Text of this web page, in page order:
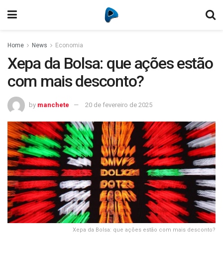
Home News Economia
Xepa da Bolsa: que ações estão
com mais desconto?
by manchete 20 de fevereiro de 2025
Xepa da Bolsa: que ações estão com mais desconto?